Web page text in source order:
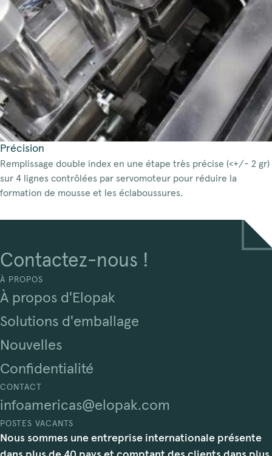
Précision
Remplissage double index en une étape très précise (<+/- 2 gr)
sur 4 lignes contrôlées par servomoteur pour réduire la
formation de mousse et les éclaboussures.
Contactez-nous !
À PROPOS
À propos d'Elopak
Solutions d'emballage
Nouvelles
Confidentialité
CONTACT
infoamericas@elopak.com
POSTES VACANTS
Nous sommes une entreprise internationale présente